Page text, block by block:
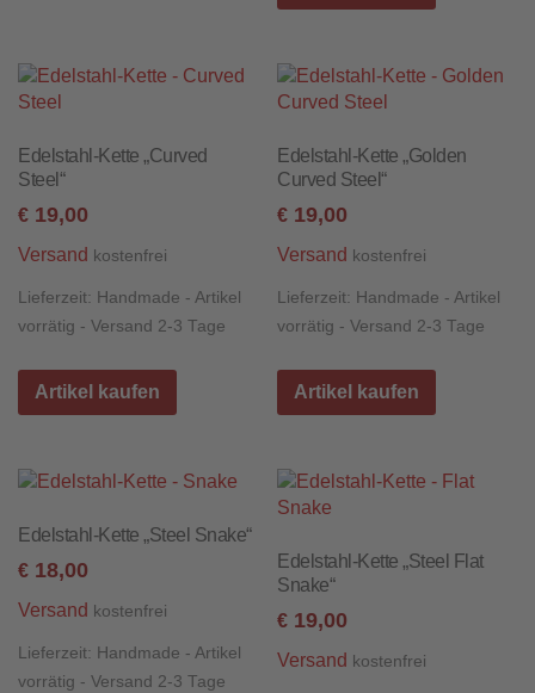
Edelstahl-Kette „Curved
Steel“
€ 19,00
Versand kostenfrei
Lieferzeit: Handmade - Artikel
vorrätig - Versand 2-3 Tage
Artikel kaufen
Edelstahl-Kette „Golden
Curved Steel“
€ 19,00
Versand kostenfrei
Lieferzeit: Handmade - Artikel
vorrätig - Versand 2-3 Tage
Artikel kaufen
Edelstahl-Kette „Steel Snake“
€ 18,00
Versand kostenfrei
Lieferzeit: Handmade - Artikel
vorrätig - Versand 2-3 Tage
Edelstahl-Kette „Steel Flat
Snake“
€ 19,00
Versand kostenfrei